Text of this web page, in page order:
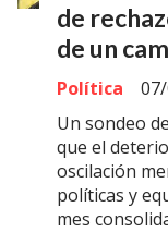
de
de un
Política
Un sondeo
que el
oscilación
políticas y
mes